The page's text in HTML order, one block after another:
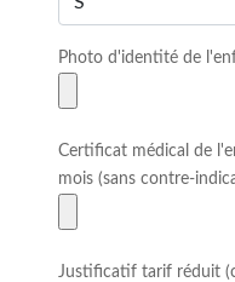
Photo d'identité de
Certificat médical de
mois (sans contre-
Justificatif tarif réduit